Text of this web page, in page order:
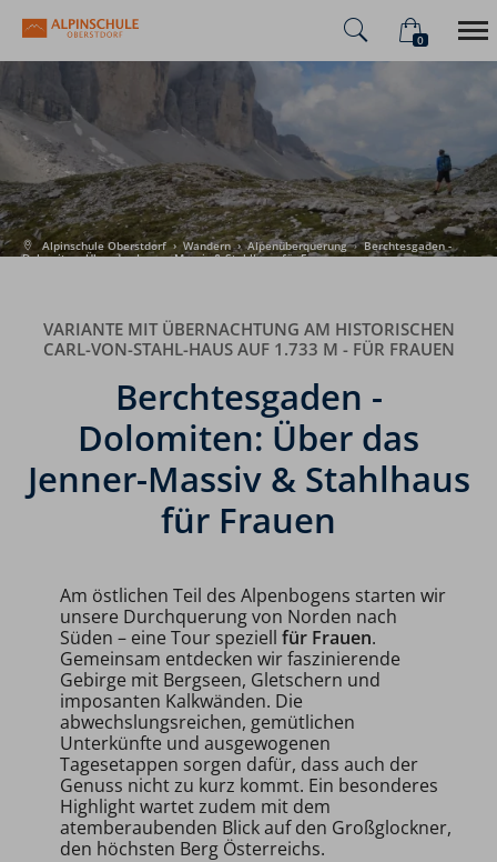
Alpinschule
Alpenüberquerung
Sommer
Winter
0
Warenkorb ist leer
Alpinschule Oberstdorf › Wandern ›Alpenüberquerung ›Berchtesgaden -
Dolomiten: Über das Jenner-Massiv & Stahlhaus für Frauen
VARIANTE MIT ÜBERNACHTUNG AM HISTORISCHEN
CARL-VON-STAHL-HAUS AUF 1.733 M - FÜR FRAUEN
Berchtesgaden -
Dolomiten: Über das
Jenner-Massiv & Stahlhaus
für Frauen
Am östlichen Teil des Alpenbogens starten wir
unsere Durchquerung von Norden nach
Süden – eine Tour speziell für Frauen.
Gemeinsam entdecken wir faszinierende
Gebirge mit Bergseen, Gletschern und
imposanten Kalkwänden. Die
abwechslungsreichen, gemütlichen
Unterkünfte und ausgewogenen
Tagesetappen sorgen dafür, dass auch der
Genuss nicht zu kurz kommt. Ein besonderes
Highlight wartet zudem mit dem
atemberaubenden Blick auf den Großglockner,
den höchsten Berg Österreichs.